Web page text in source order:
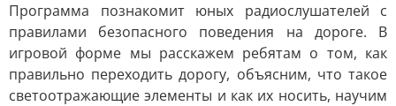
Программа познакомит юных радиослушателей с
правилами безопасного поведения на дороге. В
игровой форме мы расскажем ребятам о том, как
правильно переходить дорогу, объясним, что такое
светоотражающие элементы и как их носить, научим